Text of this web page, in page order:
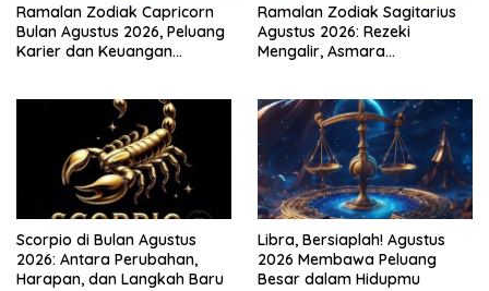
Ramalan Zodiak Capricorn
Bulan Agustus 2026, Peluang
Karier dan Keuangan
Ramalan Zodiak Sagitarius
Agustus 2026: Rezeki
Mengalir, Asmara
Scorpio di Bulan Agustus
2026: Antara Perubahan,
Harapan, dan Langkah Baru
Libra, Bersiaplah! Agustus
2026 Membawa Peluang
Besar dalam Hidupmu